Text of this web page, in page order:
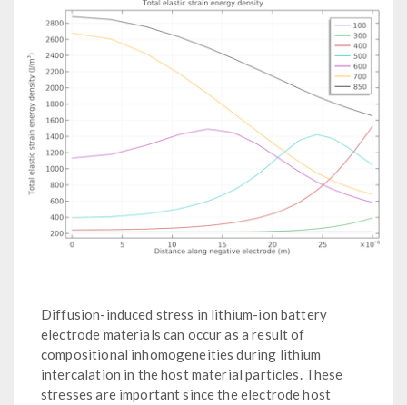
Diffusion-induced stress in lithium-ion battery
electrode materials can occur as a result of
compositional inhomogeneities during lithium
intercalation in the host material particles. These
stresses are important since the electrode host